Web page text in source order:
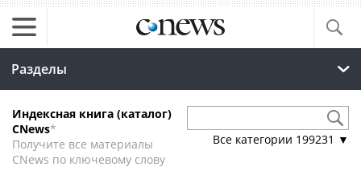
Разделы
Индексная книга (каталог)
CNews*
Получите все материалы
CNews по ключевому слову
Все категории 199231 ▼